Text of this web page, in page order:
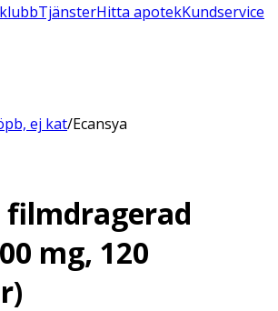
TjänsterHitta apotekKundservice
ej kat/Ecansya
filmdragerad
mg, 120